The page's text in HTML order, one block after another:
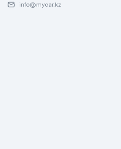
info@mycar.kz